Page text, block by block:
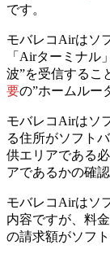
です。
モバレコAirはソ
「Airターミナル
波”を受信するこ
要の”ホームルー
モバレコAirはソ
る住所がソフト
供エリアである
アであるかの確
モバレコAirはソ
内容ですが、料
の請求額がソフ